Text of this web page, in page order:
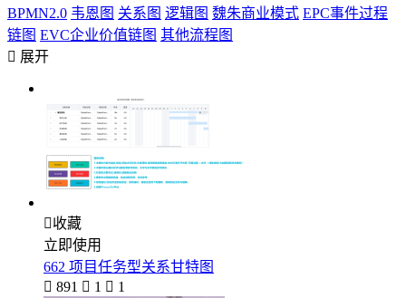
BPMN2.0 韦恩图 关系图 逻辑图 魏朱商业模式 EPC事件过程
链图 EVC企业价值链图 其他流程图
 展开
收藏
立即使用
662 项目任务型关系甘特图
 891  1  1